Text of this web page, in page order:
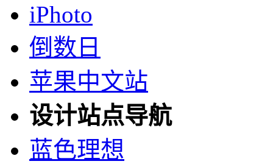
iPhoto
倒数日
苹果中文站
设计站点导航
蓝色理想